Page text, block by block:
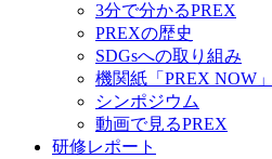
3分で分かるPREX
PREXの歴史
SDGsへの取り組み
機関紙「PREX NOW」
シンポジウム
動画で見るPREX
研修レポート